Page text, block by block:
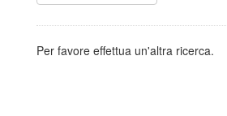
Per favore effettua un'altra ricerca.